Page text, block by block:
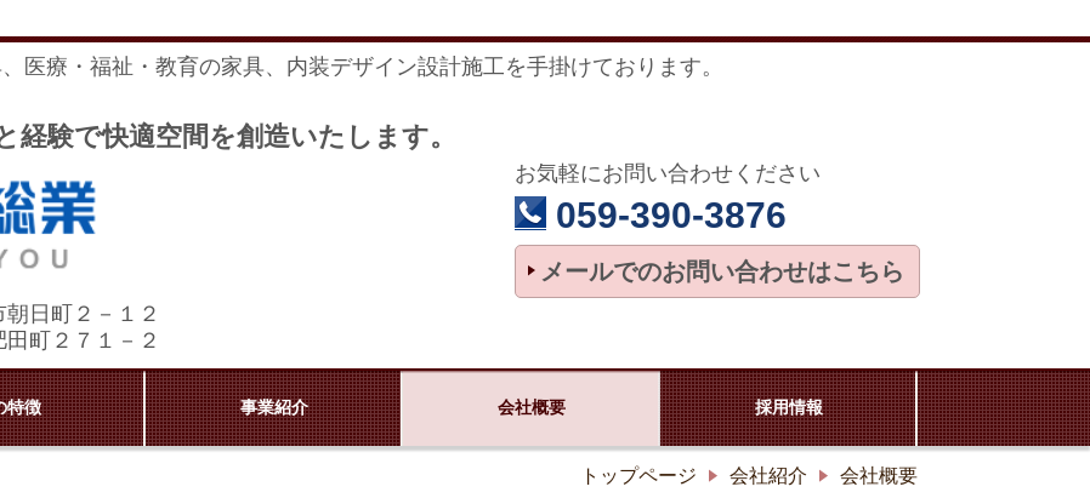
医療・福祉・教育の家具、内装デザイン設計施工を手掛けております。
経験で快適空間を創造いたします。
日町２－１２
町２７１－２
お気軽にお問い合わせください
059-390-3876
メールでのお問い合わせはこちら
特徴 事業紹介 会社概要 採用情報
トップページ 会社紹介 会社概要